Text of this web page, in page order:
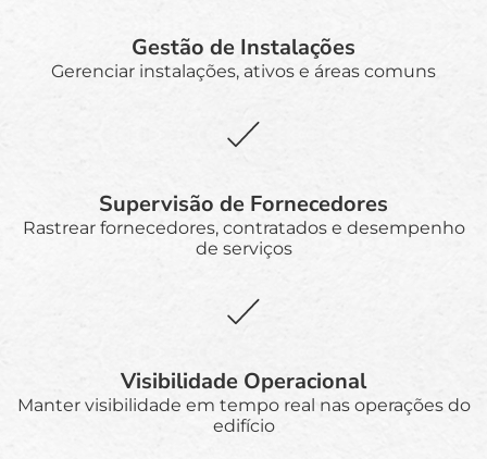
Gestão de Instalações
Gerenciar instalações, ativos e áreas comuns
Supervisão de Fornecedores
Rastrear fornecedores, contratados e desempenho
de serviços
Visibilidade Operacional
Manter visibilidade em tempo real nas operações do
edifício